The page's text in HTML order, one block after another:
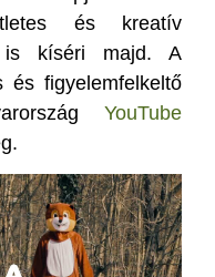
és kreatív
is kíséri majd. A
és figyelemfelkeltő
YouTube